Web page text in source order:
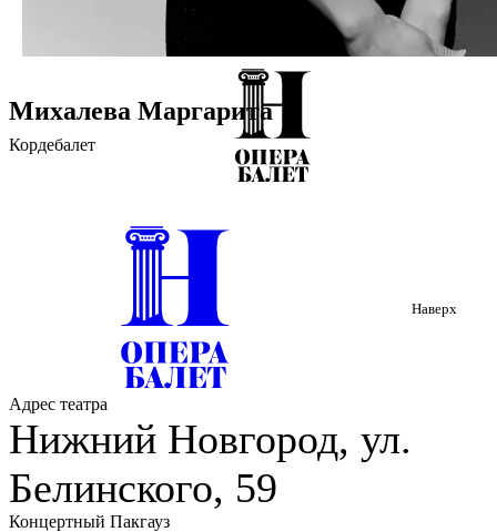
Михалева Маргарита
Кордебалет
Наверх
Адрес театра
Нижний Новгород, ул.
Белинского, 59
Концертный Пакгауз